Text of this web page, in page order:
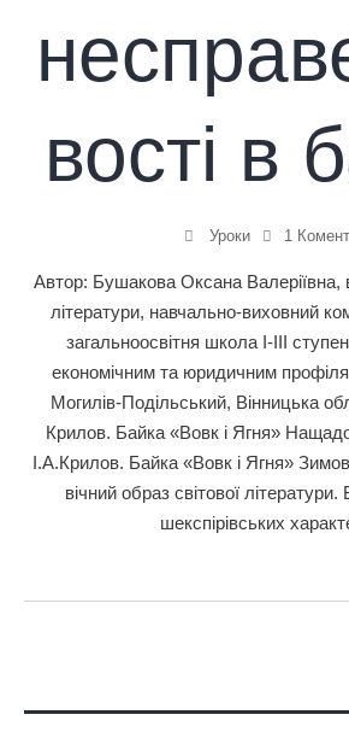
вості в
Уроки 1
Автор: Бушакова Оксана Валеріївна,
літератури, навчально-виховний
загальноосвітня школа І-ІІІ
економічним та юридичним
Могилів-Подільський, Вінницька
Крилов. Байка «Вовк і Ягня»
І.А.Крилов. Байка «Вовк і Ягня»
вічний образ світової літератури.
шекспірівських